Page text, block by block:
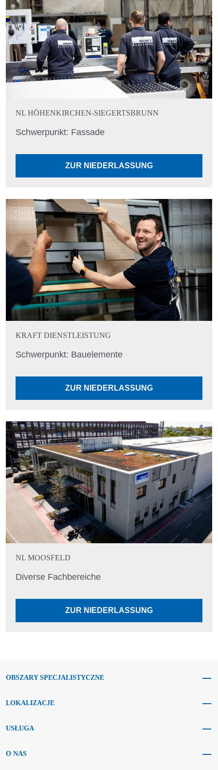
NL HÖHENKIRCHEN-SIEGERTSBRUNN
Schwerpunkt: Fassade
ZUR NIEDERLASSUNG
KRAFT DIENSTLEISTUNG
Schwerpunkt: Bauelemente
ZUR NIEDERLASSUNG
NL MOOSFELD
Diverse Fachbereiche
ZUR NIEDERLASSUNG
OBSZARY SPECJALISTYCZNE
LOKALIZACJE
USŁUGA
O NAS